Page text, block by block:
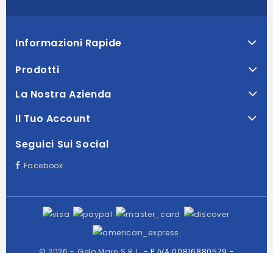
Informazioni Rapide
Prodotti
La Nostra Azienda
Il Tuo Account
Seguici Sui Social
Facebook